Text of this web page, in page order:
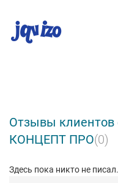
Отзывы
КОНЦЕПТ ПРО(0)
Здесь пока никто не